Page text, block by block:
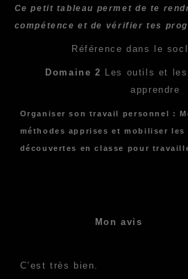
Ce petit tableau permet de te
compétence et de vérifier tes
Référence dans le
Domaine 2 Les outils et
apprendre
Organiser son travail personnel :
méthodes apprises et mobiliser les
découvertes en classe pour
Mon avis
C’est très bien.